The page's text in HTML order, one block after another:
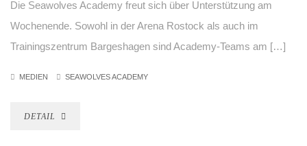
Die Seawolves Academy freut sich über Unterstützung am
Wochenende. Sowohl in der Arena Rostock als auch im
Trainingszentrum Bargeshagen sind Academy-Teams am […]
MEDIEN SEAWOLVES ACADEMY
DETAIL